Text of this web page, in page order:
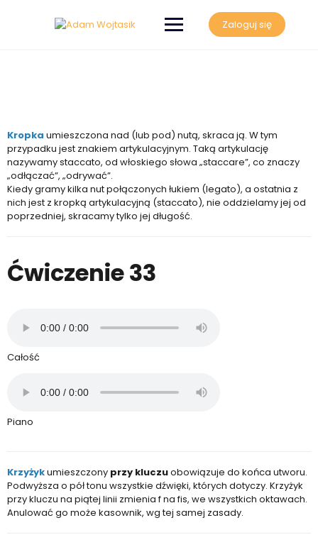
Zaloguj się
Kropka umieszczona nad (lub pod) nutą, skraca ją. W tym
przypadku jest znakiem artykulacyjnym. Taką artykulację
nazywamy staccato, od włoskiego słowa „staccare”, co znaczy
„odłączać”, „odrywać”.
Kiedy gramy kilka nut połączonych łukiem (legato), a ostatnia z
nich jest z kropką artykulacyjną (staccato), nie oddzielamy jej od
poprzedniej, skracamy tylko jej długość.
Ćwiczenie 33
Całość
Piano
Krzyżykumieszczony przy kluczuobowiązuje do końca utworu.
Podwyższa o pół tonu wszystkie dźwięki, których dotyczy. Krzyżyk
przy kluczu na piątej linii zmienia f na fis, we wszystkich oktawach.
Anulować go może kasownik, wg tej samej zasady.